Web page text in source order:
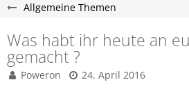
Allgemeine Themen
Was habt ihr heute an
gemacht ?
Poweron
24. April 2016